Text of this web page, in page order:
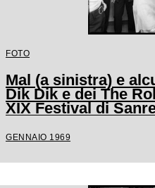
FOTO
Mal (a sinistra) e
Dik Dik e dei The
XIX Festival di
GENNAIO 1969